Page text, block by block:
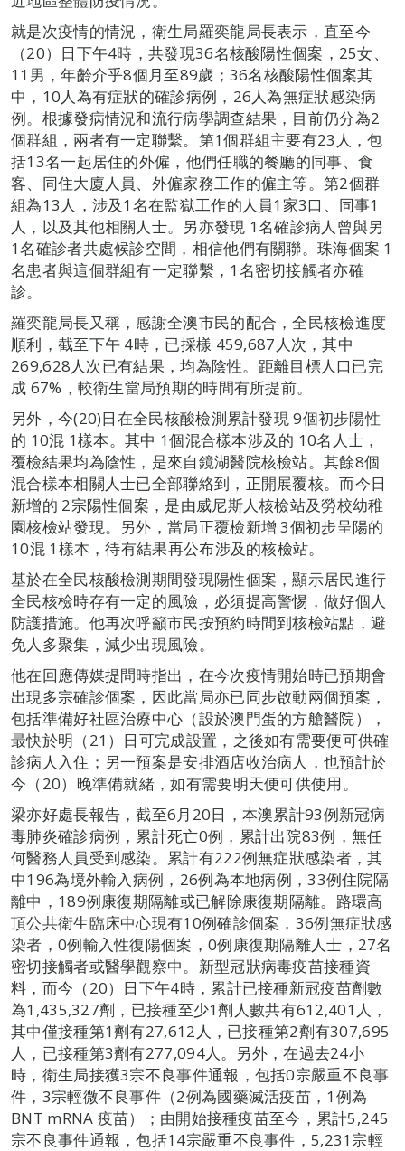
就是次疫情的情況，衛生局羅奕龍局長表示，直至今
（20）日下午4時，共發現36名核酸陽性個案，25女、
11男，年齡介乎8個月至89歲；36名核酸陽性個案其
中，10人為有症狀的確診病例，26人為無症狀感染病
例。根據發病情況和流行病學調查結果，目前仍分為2
個群組，兩者有一定聯繫。第1個群組主要有23人，包
括13名一起居住的外僱，他們任職的餐廳的同事、食
客、同住大廈人員、外僱家務工作的僱主等。第2個群
組為13人，涉及1名在監獄工作的人員1家3口、同事1
人，以及其他相關人士。另亦發現 1名確診病人曾與另
1名確診者共處候診空間，相信他們有關聯。珠海個案 1
名患者與這個群組有一定聯繫，1名密切接觸者亦確
診。
羅奕龍局長又稱，感謝全澳市民的配合，全民核檢進度
順利，截至下午 4時，已採樣 459,687人次，其中
269,628人次已有結果，均為陰性。距離目標人口已完
成 67%，較衛生當局預期的時間有所提前。
另外，今(20)日在全民核酸檢測累計發現 9個初步陽性
的 10混 1樣本。其中 1個混合樣本涉及的 10名人士，
覆檢結果均為陰性，是來自鏡湖醫院核檢站。其餘8個
混合樣本相關人士已全部聯絡到，正開展覆核。而今日
新增的 2宗陽性個案，是由威尼斯人核檢站及勞校幼稚
園核檢站發現。另外，當局正覆檢新增 3個初步呈陽的
10混 1樣本，待有結果再公布涉及的核檢站。
基於在全民核酸檢測期間發現陽性個案，顯示居民進行
全民核檢時存有一定的風險，必須提高警惕，做好個人
防護措施。他再次呼籲市民按預約時間到核檢站點，避
免人多聚集，減少出現風險。
他在回應傳媒提問時指出，在今次疫情開始時已預期會
出現多宗確診個案，因此當局亦已同步啟動兩個預案，
包括準備好社區治療中心（設於澳門蛋的方艙醫院），
最快於明（21）日可完成設置，之後如有需要便可供確
診病人入住；另一預案是安排酒店收治病人，也預計於
今（20）晚準備就緒，如有需要明天便可供使用。
梁亦好處長報告，截至6月20日，本澳累計93例新冠病
毒肺炎確診病例，累計死亡0例，累計出院83例，無任
何醫務人員受到感染。累計有222例無症狀感染者，其
中196為境外輸入病例，26例為本地病例，33例住院隔
離中，189例康復期隔離或已解除康復期隔離。路環高
頂公共衛生臨床中心現有10例確診個案，36例無症狀感
染者，0例輸入性復陽個案，0例康復期隔離人士，27名
密切接觸者或醫學觀察中。新型冠狀病毒疫苗接種資
料，而今（20）日下午4時，累計已接種新冠疫苗劑數
為1,435,327劑，已接種至少1劑人數共有612,401人，
其中僅接種第1劑有27,612人，已接種第2劑有307,695
人，已接種第3劑有277,094人。另外，在過去24小
時，衛生局接獲3宗不良事件通報，包括0宗嚴重不良事
件，3宗輕微不良事件（2例為國藥滅活疫苗，1例為
BNT mRNA 疫苗）；由開始接種疫苗至今，累計5,245
宗不良事件通報，包括14宗嚴重不良事件，5,231宗輕